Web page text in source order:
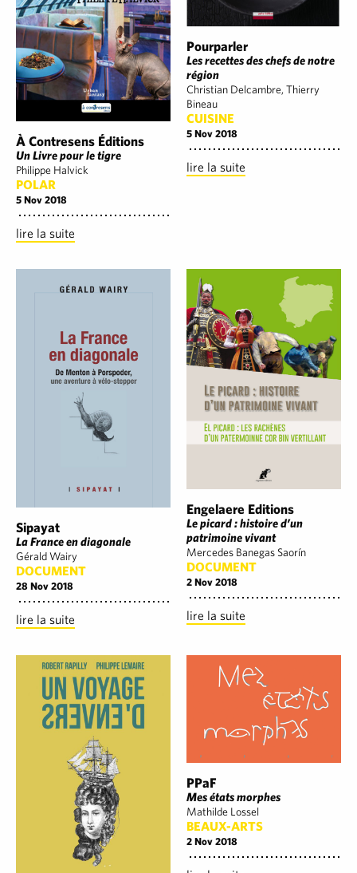
À Contresens Éditions
Un Livre pour le tigre
Philippe Halvick
POLAR
5 Nov 2018
lire la suite
Pourparler
Les recettes des chefs de notre
région
Christian Delcambre, Thierry
Bineau
CUISINE
5 Nov 2018
lire la suite
Sipayat
La France en diagonale
Gérald Wairy
DOCUMENT
28 Nov 2018
lire la suite
Engelaere Editions
Le picard : histoire d’un
patrimoine vivant
Mercedes Banegas Saorín
DOCUMENT
2 Nov 2018
lire la suite
PPaF
Mes états morphes
Mathilde Lossel
BEAUX-ARTS
2 Nov 2018